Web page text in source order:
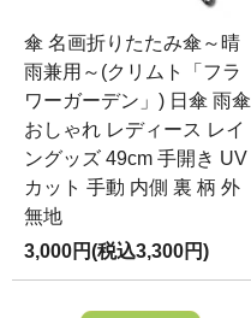
傘 名画折りたたみ傘～晴
雨兼用～(クリムト「フラ
ワーガーデン」) 日傘 雨傘
おしゃれ レディース レイ
ングッズ 49cm 手開き UV
カット 手動 内側 裏 柄 外
無地
3,000円(税込3,300円)